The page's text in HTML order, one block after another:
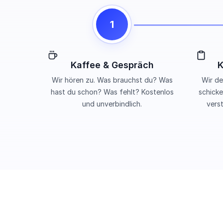
1
Kaffee & Gespräch
Wir hören zu. Was brauchst du? Was
hast du schon? Was fehlt? Kostenlos
und unverbindlich.
Wir